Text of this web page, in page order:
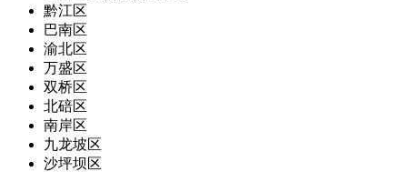
黔江区
巴南区
渝北区
万盛区
双桥区
北碚区
南岸区
九龙坡区
沙坪坝区